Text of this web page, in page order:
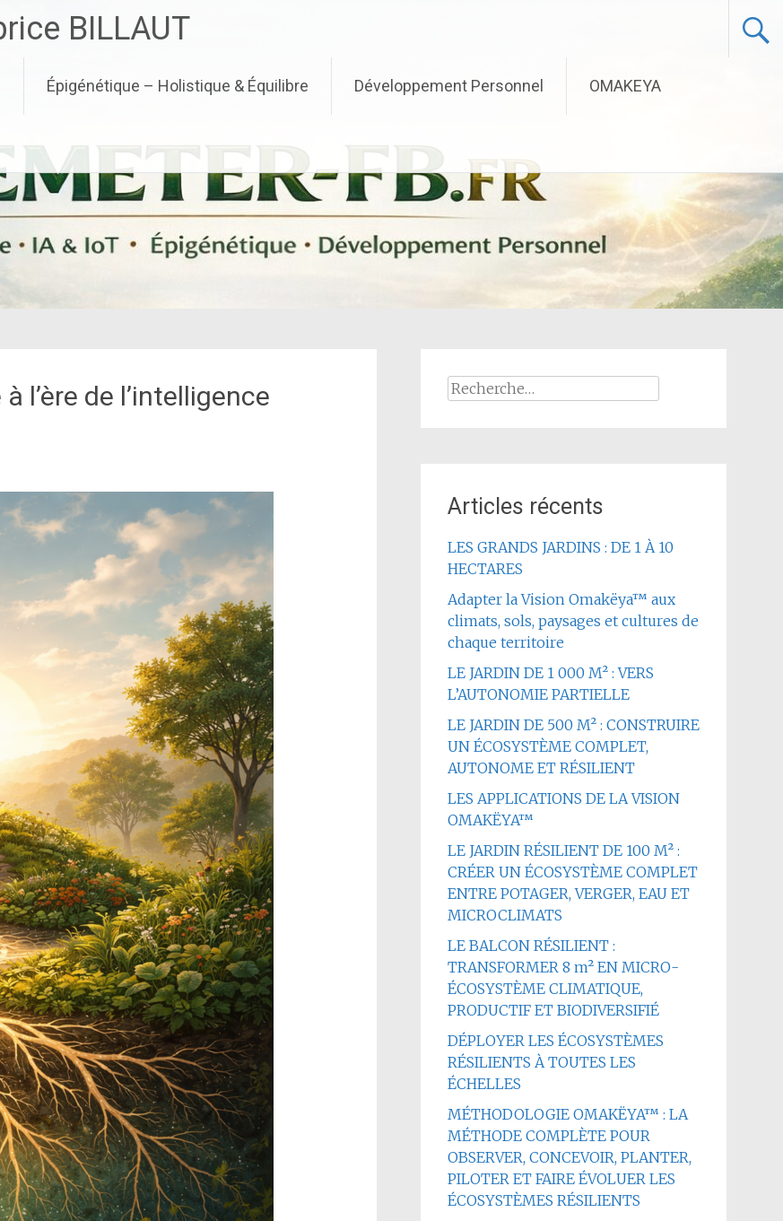
BILLAUT
Épigénétique – Holistique & Équilibre Développement Personnel OMAKEYA
l’ère de l’intelligence
Rechercher :
Articles récents
LES GRANDS JARDINS : DE 1 À 10
HECTARES
Adapter la Vision Omakëya™ aux
climats, sols, paysages et cultures de
chaque territoire
LE JARDIN DE 1 000 M² : VERS
L’AUTONOMIE PARTIELLE
LE JARDIN DE 500 M² : CONSTRUIRE
UN ÉCOSYSTÈME COMPLET,
AUTONOME ET RÉSILIENT
LES APPLICATIONS DE LA VISION
OMAKËYA™
LE JARDIN RÉSILIENT DE 100 M² :
CRÉER UN ÉCOSYSTÈME COMPLET
ENTRE POTAGER, VERGER, EAU ET
MICROCLIMATS
LE BALCON RÉSILIENT :
TRANSFORMER 8 m² EN MICRO-
ÉCOSYSTÈME CLIMATIQUE,
PRODUCTIF ET BIODIVERSIFIÉ
DÉPLOYER LES ÉCOSYSTÈMES
RÉSILIENTS À TOUTES LES
ÉCHELLES
MÉTHODOLOGIE OMAKËYA™ : LA
MÉTHODE COMPLÈTE POUR
OBSERVER, CONCEVOIR, PLANTER,
PILOTER ET FAIRE ÉVOLUER LES
ÉCOSYSTÈMES RÉSILIENTS